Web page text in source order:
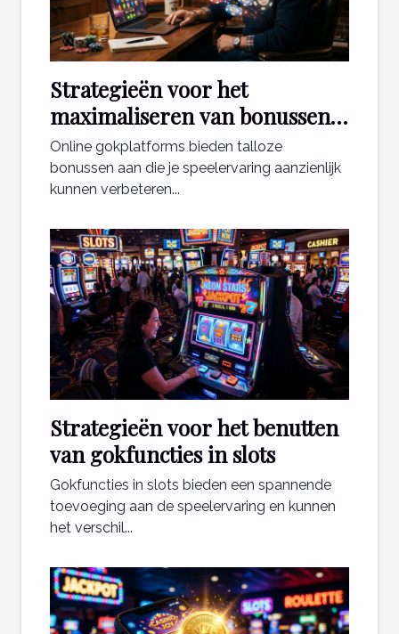
Strategieën voor het
maximaliseren van bonussen
bij online gokplatforms
Online gokplatforms bieden talloze
bonussen aan die je speelervaring aanzienlijk
kunnen verbeteren...
Strategieën voor het benutten
van gokfuncties in slots
Gokfuncties in slots bieden een spannende
toevoeging aan de speelervaring en kunnen
het verschil...